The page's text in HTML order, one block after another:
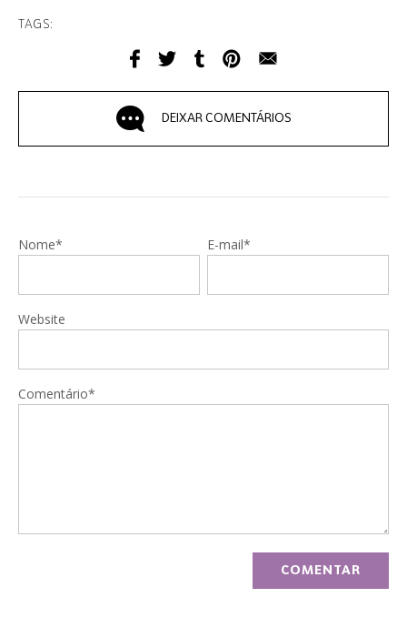
TAGS:
DEIXAR COMENTÁRIOS
Nome* E-mail*
Website
Comentário*